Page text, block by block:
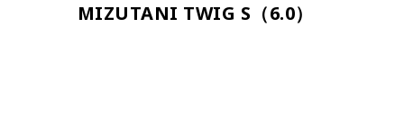
MIZUTANI TWIG S（6.0）